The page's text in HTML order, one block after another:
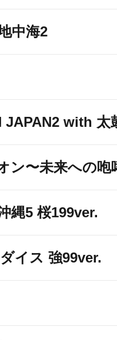
中海2
JAPAN2 with 太
ン〜未来への咆
縄5 桜199ver.
イス 強99ver.